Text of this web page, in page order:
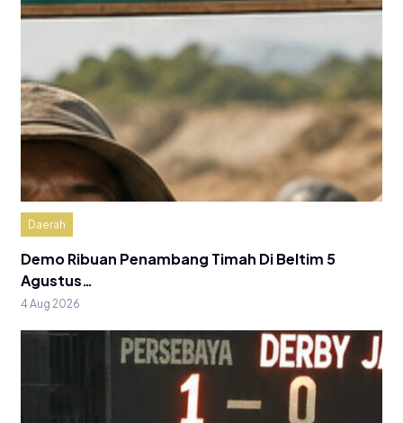
Daerah
Demo Ribuan Penambang Timah Di Beltim 5
Agustus…
4 Aug 2026